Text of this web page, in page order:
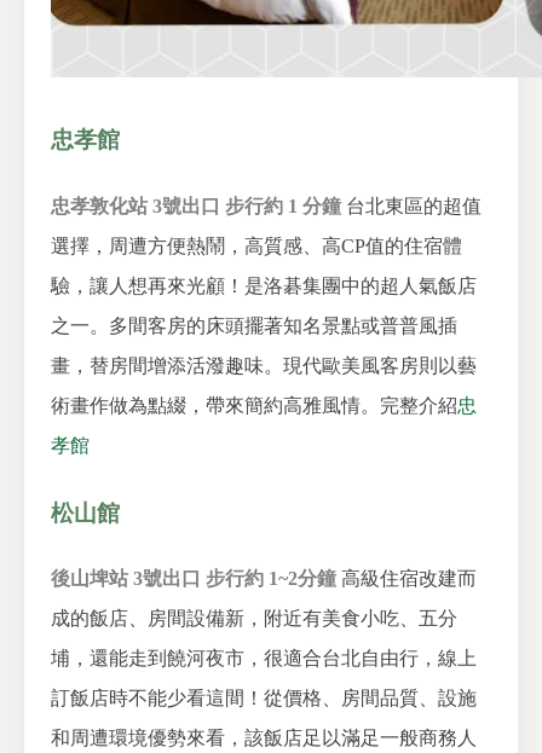
忠孝館
忠孝敦化站 3號出口 步行約 1 分鐘 台北東區的超值
選擇，周遭方便熱鬧，高質感、高CP值的住宿體
驗，讓人想再來光顧！是洛碁集團中的超人氣飯店
之一。多間客房的床頭擺著知名景點或普普風插
畫，替房間增添活潑趣味。現代歐美風客房則以藝
術畫作做為點綴，帶來簡約高雅風情。 完整介紹忠
孝館
松山館
後山埤站 3號出口 步行約 1~2分鐘 高級住宿改建而
成的飯店、房間設備新，附近有美食小吃、五分
埔，還能走到饒河夜市，很適合台北自由行，線上
訂飯店時不能少看這間！從價格、房間品質、設施
和周遭環境優勢來看，該飯店足以滿足一般商務人